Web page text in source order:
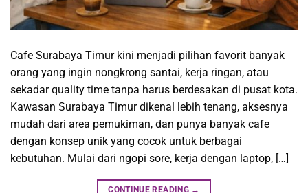
Cafe Surabaya Timur kini menjadi pilihan favorit banyak
orang yang ingin nongkrong santai, kerja ringan, atau
sekadar quality time tanpa harus berdesakan di pusat kota.
Kawasan Surabaya Timur dikenal lebih tenang, aksesnya
mudah dari area pemukiman, dan punya banyak cafe
dengan konsep unik yang cocok untuk berbagai
kebutuhan. Mulai dari ngopi sore, kerja dengan laptop, […]
CONTINUE READING →